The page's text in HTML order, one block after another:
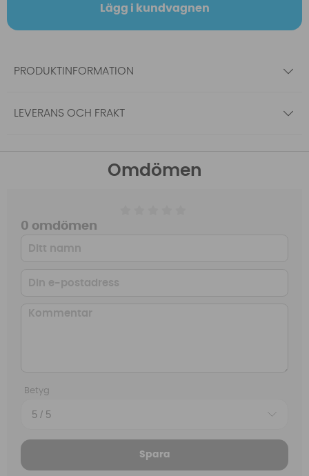
Lägg i kundvagnen
PRODUKTINFORMATION
LEVERANS OCH FRAKT
Omdömen
0 omdömen
Betyg
Spara